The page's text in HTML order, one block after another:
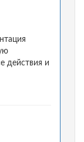
действия и